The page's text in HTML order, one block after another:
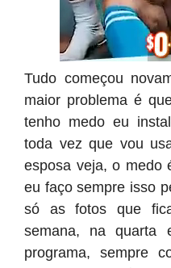
Tudo começou
maior problema é
tenho medo eu
toda vez que vou
esposa veja, o
eu faço sempre isso
só as fotos que
semana, na quarta
programa, sempre